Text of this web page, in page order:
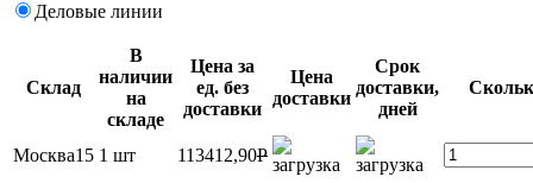
Деловые линии
Склад
В
наличии
на
складе
Цена за
ед. без
доставки
Цена
доставки
Срок
доставки,
дней
Москва15 1 шт 113412,90P